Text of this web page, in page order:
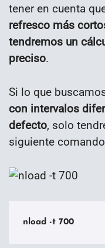
tener en cuenta
refresco más
tendremos un
preciso.
Si lo que
con intervalos
defecto, solo
siguiente
nload -t 700